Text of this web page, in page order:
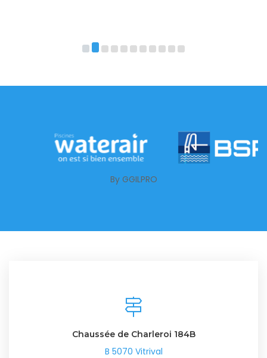
By GGILPRO
Chaussée de Charleroi 184B
B 5070 Vitrival